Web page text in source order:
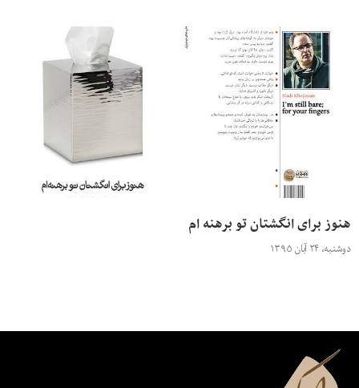
هنوز برای انگشتان تو برهنه‌ ام
دوشنبه، ۲۴ آبان ۱۳۹۵